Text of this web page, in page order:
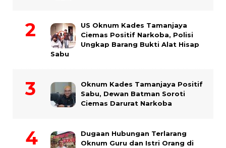
US Oknum Kades Tamanjaya
Ciemas Positif Narkoba, Polisi
Ungkap Barang Bukti Alat Hisap
Sabu
Oknum Kades Tamanjaya Positif
Sabu, Dewan Batman Soroti
Ciemas Darurat Narkoba
Dugaan Hubungan Terlarang
Oknum Guru dan Istri Orang di